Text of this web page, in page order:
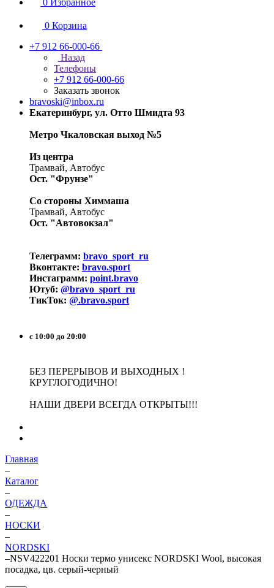
0 Избранное
0 Корзина
+7 912 66-000-66
Назад
Телефоны
+7 912 66-000-66
Заказать звонок
bravoski@inbox.ru
Екатеринбург, ул. Отто Шмидта 93
Метро Чкаловская выход №5
Из центра
Трамвай, Автобус
Ост. "Фрунзе"
Со стороны Химмаша
Трамвай, Автобус
Ост. "Автовокзал"
Телеграмм: bravo_sport_ru
Вконтакте: bravo.sport
Инстаграмм: point.bravo
Ютуб: @bravo_sport_ru
ТикТок: @.bravo.sport
с 10:00 до 20:00
БЕЗ ПЕРЕРЫВОВ И ВЫХОДНЫХ !
КРУГЛОГОДИЧНО!
НАШИ ДВЕРИ ВСЕГДА ОТКРЫТЫ!!!
Главная
–
Каталог
–
ОДЕЖДА
–
НОСКИ
–
NORDSKI
–NSV422201 Носки термо унисекс NORDSKI Wool, высокая
посадка, цв. серый-черный